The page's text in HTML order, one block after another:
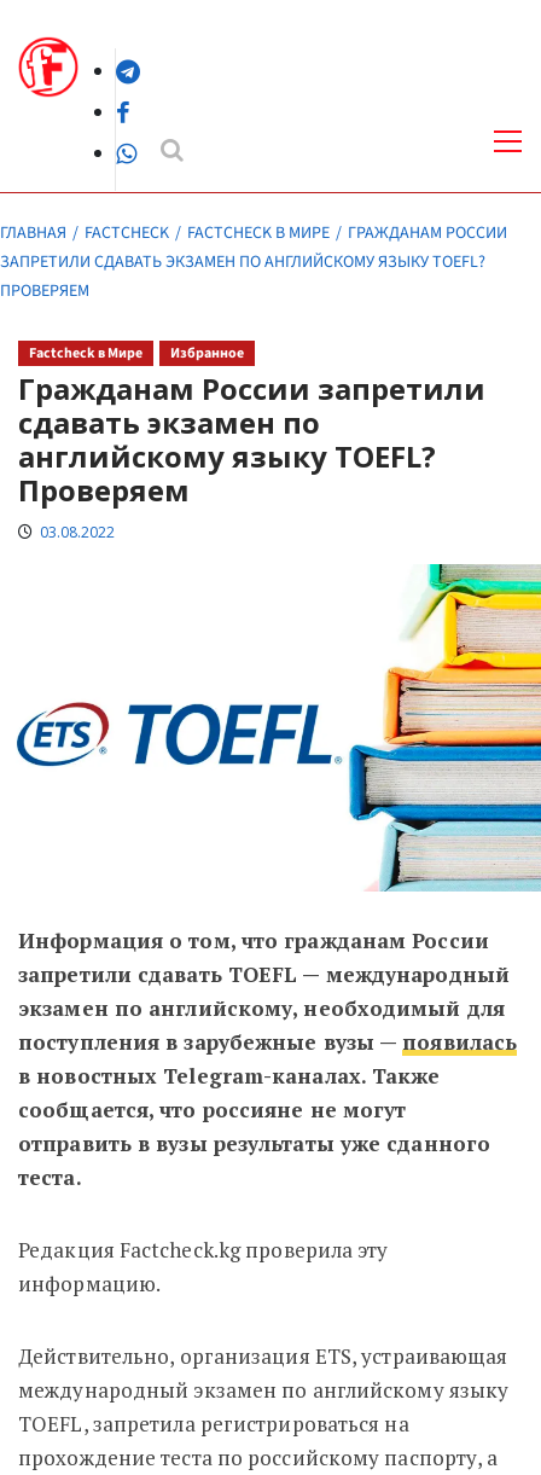
содержимомуTelegram
Facebook
WhatsApp
ГЛАВНАЯ FACTCHECK FACTCHECK В МИРЕ
ГРАЖДАНАМ РОССИИ
ЗАПРЕТИЛИ СДАВАТЬ ЭКЗАМЕН ПО АНГЛИЙСКОМУ ЯЗЫКУ TOEFL?
ПРОВЕРЯЕМ
Factcheck в Мире Избранное
Гражданам России запретили
сдавать экзамен по
английскому языку TOEFL?
Проверяем
03.08.2022
Информация о том, что гражданам России
запретили сдавать TOEFL — международный
экзамен по английскому, необходимый для
поступления в зарубежные вузы — появилась
в новостных Telegram-каналах. Также
сообщается, что россияне не могут
отправить в вузы результаты уже сданного
теста.
Редакция Factcheck.kg проверила эту
информацию.
Действительно, организация ETS, устраивающая
международный экзамен по английскому языку
TOEFL, запретила регистрироваться на
прохождение теста по российскому паспорту, а